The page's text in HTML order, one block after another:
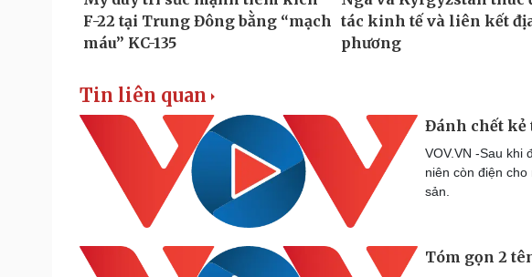
Tin liên quan
Đánh chết kẻ
VOV.VN -Sau khi
niên còn điện
sản.
Tóm gọn 2